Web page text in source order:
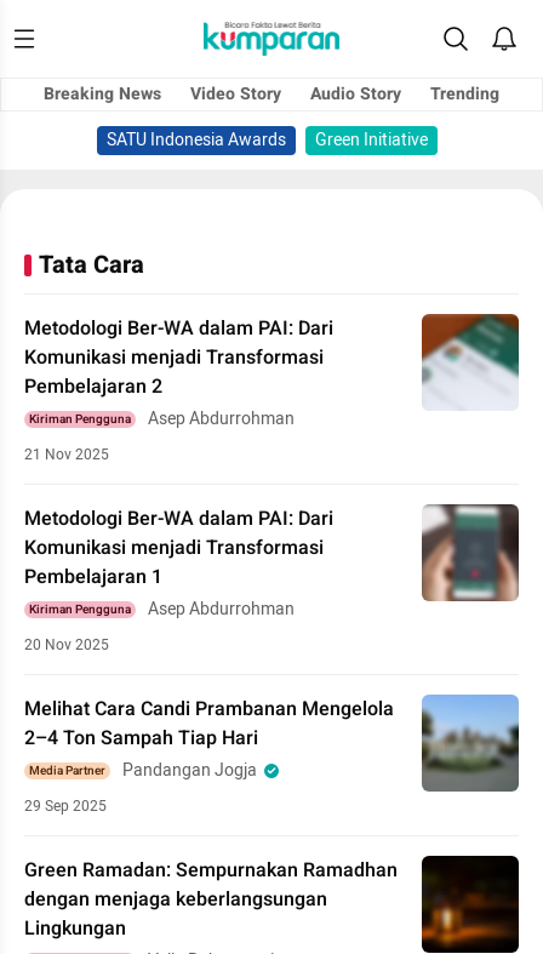
Breaking News Video Story Audio Story
Trending
SATU Indonesia Awards
Green Initiative
Tata Cara
Metodologi Ber-WA dalam PAI: Dari
Komunikasi menjadi Transformasi
Pembelajaran 2
Kiriman Pengguna Asep Abdurrohman
21 Nov 2025
Metodologi Ber-WA dalam PAI: Dari
Komunikasi menjadi Transformasi
Pembelajaran 1
Kiriman Pengguna Asep Abdurrohman
20 Nov 2025
Melihat Cara Candi Prambanan Mengelola
2–4 Ton Sampah Tiap Hari
Media Partner Pandangan Jogja
29 Sep 2025
Green Ramadan: Sempurnakan Ramadhan
dengan menjaga keberlangsungan
Lingkungan